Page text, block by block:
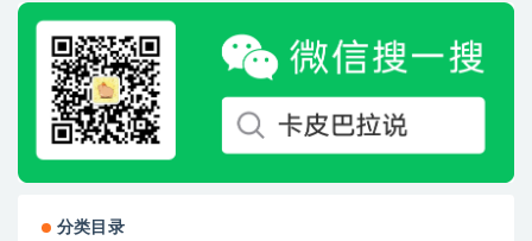
分类目录